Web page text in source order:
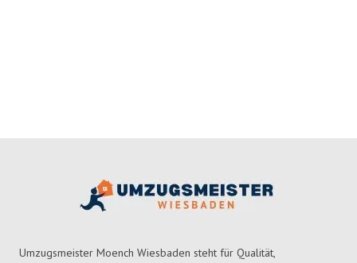
Umzugsmeister Moench Wiesbaden steht für Qualität,